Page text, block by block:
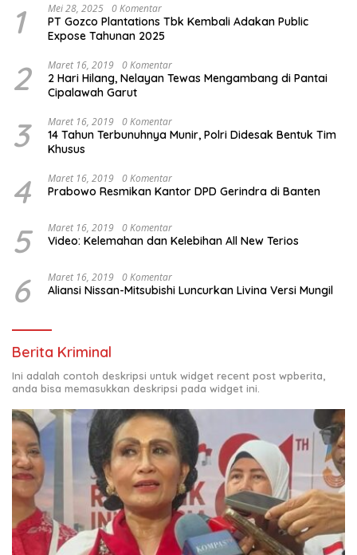
1 Mei 28, 2025 0 Komentar
PT Gozco Plantations Tbk Kembali Adakan Public
Expose Tahunan 2025
2 Maret 16, 2019 0 Komentar
2 Hari Hilang, Nelayan Tewas Mengambang di Pantai
Cipalawah Garut
3 Maret 16, 2019 0 Komentar
14 Tahun Terbunuhnya Munir, Polri Didesak Bentuk Tim
Khusus
4 Maret 16, 2019 0 Komentar
Prabowo Resmikan Kantor DPD Gerindra di Banten
5 Maret 16, 2019 0 Komentar
Video: Kelemahan dan Kelebihan All New Terios
6 Maret 16, 2019 0 Komentar
Aliansi Nissan-Mitsubishi Luncurkan Livina Versi Mungil
Berita Kriminal
Ini adalah contoh deskripsi untuk widget recent post wpberita,
anda bisa memasukkan deskripsi pada widget ini.